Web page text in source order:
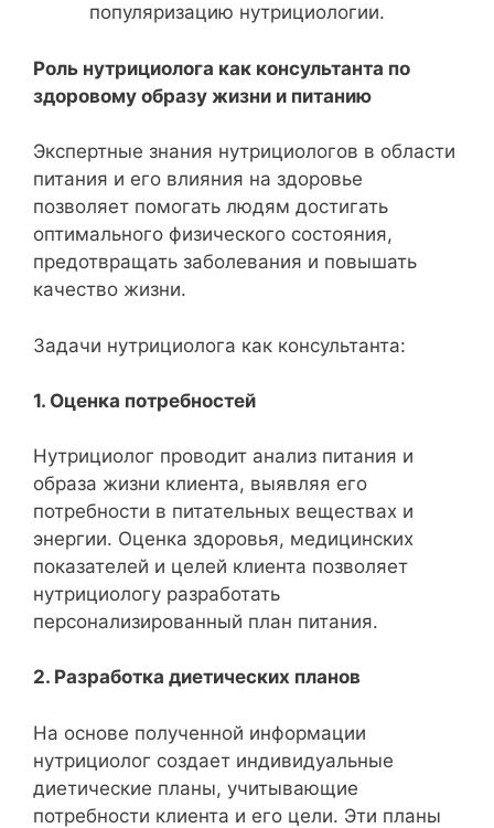
популяризацию нутрициологии.
Роль нутрициолога как консультанта по
здоровому образу жизни и питанию
Экспертные знания нутрициологов в области
питания и его влияния на здоровье
позволяет помогать людям достигать
оптимального физического состояния,
предотвращать заболевания и повышать
качество жизни.
Задачи нутрициолога как консультанта:
1. Оценка потребностей
Нутрициолог проводит анализ питания и
образа жизни клиента, выявляя его
потребности в питательных веществах и
энергии. Оценка здоровья, медицинских
показателей и целей клиента позволяет
нутрициологу разработать
персонализированный план питания.
2. Разработка диетических планов
На основе полученной информации
нутрициолог создает индивидуальные
диетические планы, учитывающие
потребности клиента и его цели. Эти планы